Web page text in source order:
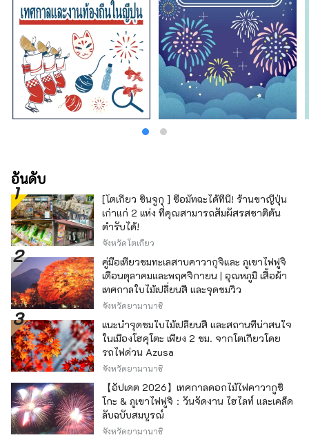
อันดับ
[โตเกียว ชินจูกุ ] ซื้อมัทฉะได้ที่นี่! ร้านชาญี่ปุ่น
เก่าแก่ 2 แห่ง ที่คุณสามารถสัมผัสรสชาติต้น
ตำรับได้!
จังหวัดโตเกียว
คู่มือเที่ยวชมทะเลสาบคาวากุจิและ ภูเขาไฟฟูจิ
เดือนตุลาคมและพฤศจิกายน | อุณหภูมิ เสื้อผ้า
เทศกาลใบไม้เปลี่ยนสี และจุดชมวิว
จังหวัดยามานาชิ
แนะนำจุดชมใบไม้เปลี่ยนสี และสถานที่น่าสนใจ
ในเมืองโฮคุโตะ เพียง 2 ชม. จากโตเกียวโดย
รถไฟด่วน Azusa
จังหวัดยามานาชิ
【อัปเดต 2026】เทศกาลดอกไม้ไฟคาวากูชิ
โกะ & ภูเขาไฟฟูจิ：วันจัดงาน ไฮไลท์ และเคล็ด
ลับฉบับสมบูรณ์
จังหวัดยามานาชิ